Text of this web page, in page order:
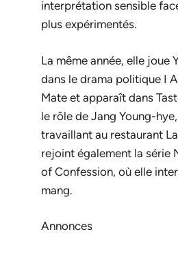
interprétation sensible
plus expérimentés.
La même année, elle joue
dans le drama politique I
Mate et apparaît dans
le rôle de Jang Young-
travaillant au restaurant
rejoint également la série
of Confession, où elle
mang.
Annonces